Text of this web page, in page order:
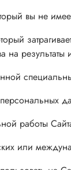
вы не
на
работы
или